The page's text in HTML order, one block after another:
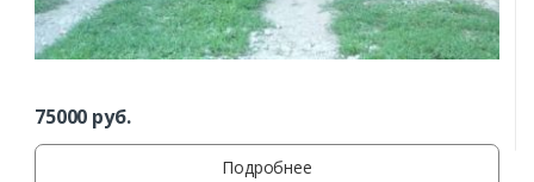
75000 руб.
Подробнее